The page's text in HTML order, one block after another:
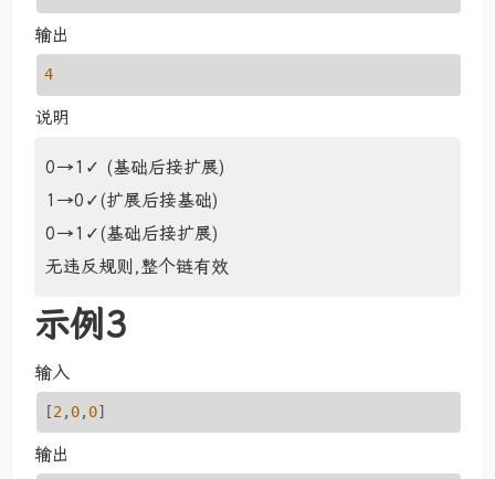
输出
4
说明
0→1✓ (基础后接扩展)
1→0✓(扩展后接基础)
0→1✓(基础后接扩展)
无违反规则,整个链有效
示例3
输入
[2 , 0, 0]
输出